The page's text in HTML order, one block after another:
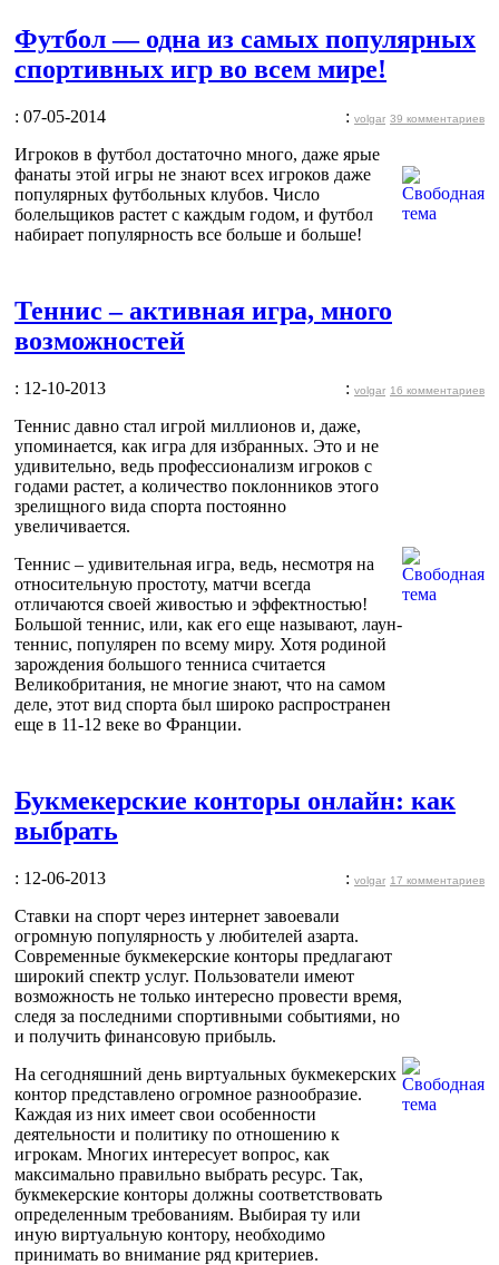
Футбол — одна из самых популярных
спортивных игр во всем мире!
: 07-05-2014 : volgar 39 комментариев
Игроков в футбол достаточно много, даже ярые
фанаты этой игры не знают всех игроков даже
популярных футбольных клубов. Число
болельщиков растет с каждым годом, и футбол
набирает популярность все больше и больше!
Теннис – активная игра, много
возможностей
: 12-10-2013 : volgar 16 комментариев
Теннис давно стал игрой миллионов и, даже,
упоминается, как игра для избранных. Это и не
удивительно, ведь профессионализм игроков с
годами растет, а количество поклонников этого
зрелищного вида спорта постоянно
увеличивается.
Теннис – удивительная игра, ведь, несмотря на
относительную простоту, матчи всегда
отличаются своей живостью и эффектностью!
Большой теннис, или, как его еще называют, лаун-
теннис, популярен по всему миру. Хотя родиной
зарождения большого тенниса считается
Великобритания, не многие знают, что на самом
деле, этот вид спорта был широко распространен
еще в 11-12 веке во Франции.
Букмекерские конторы онлайн: как
выбрать
: 12-06-2013 : volgar 17 комментариев
Ставки на спорт через интернет завоевали
огромную популярность у любителей азарта.
Современные букмекерские конторы предлагают
широкий спектр услуг. Пользователи имеют
возможность не только интересно провести время,
следя за последними спортивными событиями, но
и получить финансовую прибыль.
На сегодняшний день виртуальных букмекерских
контор представлено огромное разнообразие.
Каждая из них имеет свои особенности
деятельности и политику по отношению к
игрокам. Многих интересует вопрос, как
максимально правильно выбрать ресурс. Так,
букмекерские конторы должны соответствовать
определенным требованиям. Выбирая ту или
иную виртуальную контору, необходимо
принимать во внимание ряд критериев.